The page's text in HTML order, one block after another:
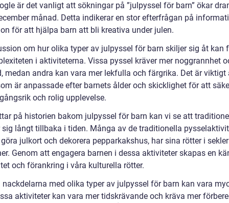
är det vanligt att sökningar på ”julpyssel för barn” ökar
månad. Detta indikerar en stor efterfrågan på
för att hjälpa barn att bli kreativa under julen.
om hur olika typer av julpyssel för barn skiljer sig åt kan
i aktiviteterna. Vissa pyssel kräver mer noggrannhet
medan andra kan vara mer lekfulla och färgrika. Det är viktigt
är anpassade efter barnets ålder och skicklighet för att
och rolig upplevelse.
på historien bakom julpyssel för barn kan vi se att
sig långt tillbaka i tiden. Många av de traditionella
julkort och dekorera pepparkakshus, har sina rötter i
Genom att engagera barnen i dessa aktiviteter skapas en
och förankring i våra kulturella rötter.
nackdelarna med olika typer av julpyssel för barn kan vara
aktiviteter kan vara mer tidskrävande och kräva mer